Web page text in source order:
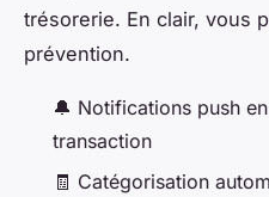
trésorerie. En clair, vous
prévention.
🔔 Notifications push
transaction
🧾 Catégorisation